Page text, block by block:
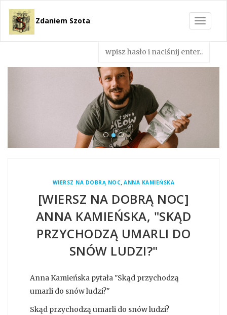
Toggle
Zdaniem Szota
WIERSZ NA DOBRĄ NOC,ANNA KAMIEŃSKA
[WIERSZ NA DOBRĄ NOC]
ANNA KAMIEŃSKA, "SKĄD
PRZYCHODZĄ UMARLI DO
SNÓW LUDZI?"
Anna Kamieńska pytała "Skąd przychodzą
umarli do snów ludzi?"
Skąd przychodzą umarli do snów ludzi?